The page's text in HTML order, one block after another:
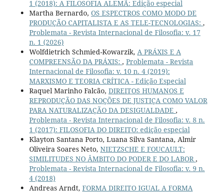
1 (2018): A FILOSOFIA ALEMÃ: Edição especial
Martha Bernardo, OS ESPECTROS COMO MODO DE
PRODUÇÃO CAPITALISTA E AS TELE-TECNOLOGIAS: ,
Problemata - Revista Internacional de Filosofia: v. 17
n. 1 (2026)
Wolfdietrich Schmied-Kowarzik, A PRÁXIS E A
COMPREENSÃO DA PRÁXIS: , Problemata - Revista
Internacional de Filosofia: v. 10 n. 4 (2019):
MARXISMO E TEORIA CRÍTICA - Edição Especial
Raquel Marinho Falcão, DIREITOS HUMANOS E
REPRODUÇÃO DAS NOÇÕES DE JUSTIÇA COMO VALOR
PARA NATURALIZAÇÃO DA DESIGUALDADE ,
Problemata - Revista Internacional de Filosofia: v. 8 n.
1 (2017): FILOSOFIA DO DIREITO: edição especial
Klayton Santana Porto, Luana Silva Santana, Almir
Oliveira Soares Neto, NIETZSCHE E FOUCAULT:
SIMILITUDES NO ÂMBITO DO PODER E DO LABOR,
Problemata - Revista Internacional de Filosofia: v. 9 n.
4 (2018)
Andreas Arndt, FORMA DIREITO IGUAL A FORMA